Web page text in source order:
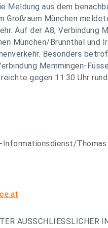
Meldung aus dem
Großraum München
Auf der A8, Verbindung
München/Brunnthal und
Besonders
Memmingen-
gegen 11:30 Uhr
Informationsdienst/Thomas
AUSSCHLIESSLICHER